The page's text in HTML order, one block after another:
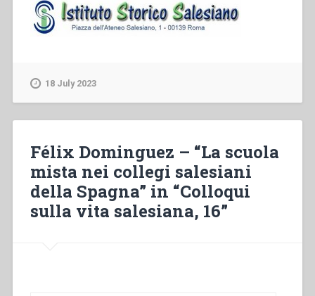
18 July 2023
Félix Dominguez – “La scuola
mista nei collegi salesiani
della Spagna” in “Colloqui
sulla vita salesiana, 16”